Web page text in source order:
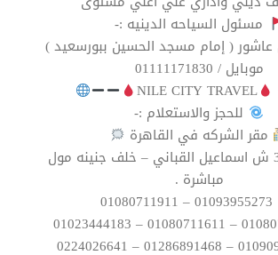
مسئول السياحه الدينيه :-
( إمام مسجد الحسين ببورسعيد )
موبايل / 01111171830
NILE CITY TRAVEL
للحجز والاستعلام :-
مقر الشركه في القاهرة ⁦
مدينه نصر 37 ش اسماعيل القباني – خلف جنينه مول
مباشرة .